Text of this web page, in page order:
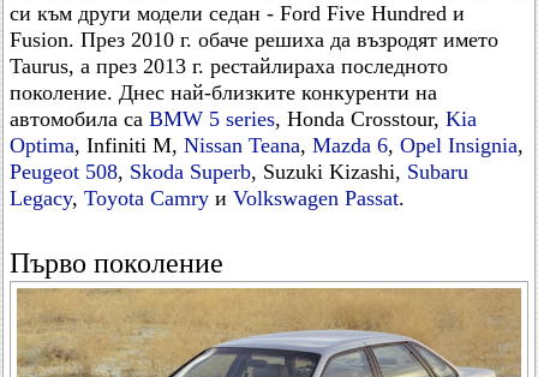
си към други модели седан - Ford Five Hundred и
Fusion. През 2010 г. обаче решиха да възродят името
Taurus, а през 2013 г. рестайлираха последното
поколение. Днес най-близките конкуренти на
автомобила са BMW 5 series, Honda Crosstour, Kia
Optima, Infiniti M, Nissan Teana, Mazda 6, Opel Insignia,
Peugeot 508, Skoda Superb, Suzuki Kizashi, Subaru
Legacy, Toyota Camry и Volkswagen Passat.
Първо поколение